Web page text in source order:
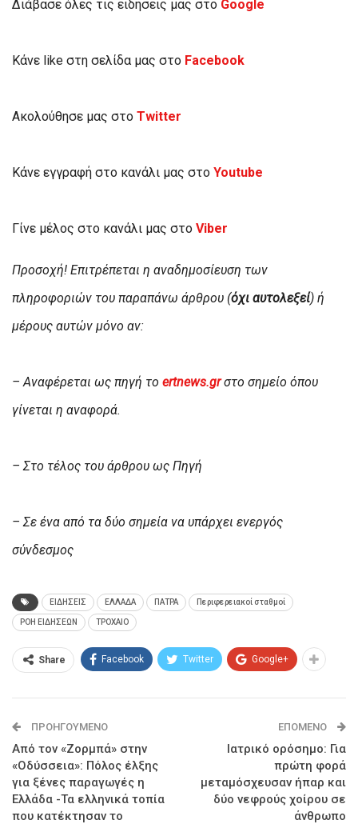
Διάβασε όλες τις ειδήσεις μας στο Google
Κάνε like στη σελίδα μας στο Facebook
Ακολούθησε μας στο Twitter
Κάνε εγγραφή στο κανάλι μας στο Youtube
Γίνε μέλος στο κανάλι μας στο Viber
Προσοχή! Επιτρέπεται η αναδημοσίευση των
πληροφοριών του παραπάνω άρθρου (όχι αυτολεξεί) ή
μέρους αυτών μόνο αν:
– Αναφέρεται ως πηγή το ertnews.gr στο σημείο όπου
γίνεται η αναφορά.
– Στο τέλος του άρθρου ως Πηγή
– Σε ένα από τα δύο σημεία να υπάρχει ενεργός
σύνδεσμος
ΕΙΔΗΣΕΙΣ ΕΛΛΑΔΑ ΠΑΤΡΑ Περιφερειακοί σταθμοί
ΡΟΗ ΕΙΔΗΣΕΩΝ ΤΡΟΧΑΙΟ
Share Facebook Twitter Google+
ΠΡΟΗΓΟΎΜΕΝΟ
Από τον «Ζορμπά» στην
«Οδύσσεια»: Πόλος έλξης
για ξένες παραγωγές η
Ελλάδα -Τα ελληνικά τοπία
που κατέκτησαν το
ΕΠΌΜΕΝΟ
Ιατρικό ορόσημο: Για
πρώτη φορά
μεταμόσχευσαν ήπαρ και
δύο νεφρούς χοίρου σε
άνθρωπο